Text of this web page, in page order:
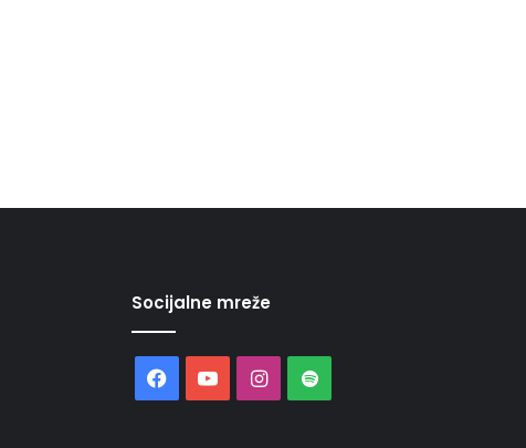
Socijalne mreže
Facebook
YouTubeInstagram
Spotify